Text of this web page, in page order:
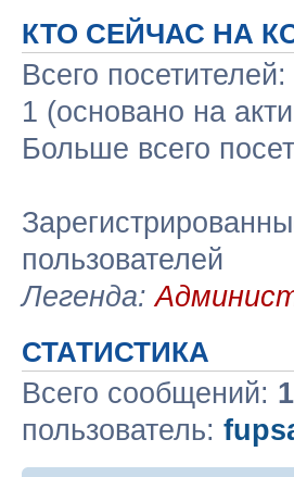
КТО СЕЙЧАС НА
Всего посетителей:
1 (основано на
Больше всего
пользователей
Легенда:
СТАТИСТИКА
Всего сообщений:
пользователь: